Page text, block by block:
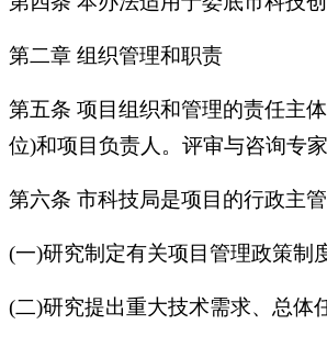
第二章 组织管理和职责
第五条 项目组织和管理的责任主
位)和项目负责人。评审与咨询专
第六条 市科技局是项目的行政主
(一)研究制定有关项目管理政策制
(二)研究提出重大技术需求、总体